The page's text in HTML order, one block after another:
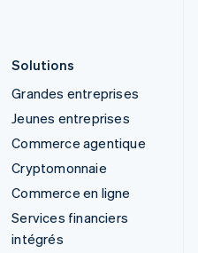
Solutions
Grandes entreprises
Jeunes entreprises
Commerce agentique
Cryptomonnaie
Commerce en ligne
Services financiers
intégrés